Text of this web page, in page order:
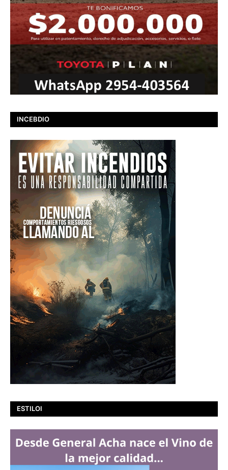
INCEBDIO
ESTILOI